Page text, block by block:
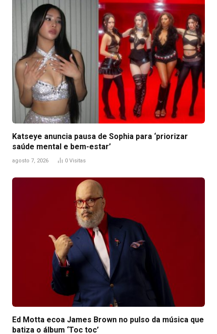
Katseye anuncia pausa de Sophia para ‘priorizar
saúde mental e bem-estar’
agosto 7, 2026 0 Visitas
Ed Motta ecoa James Brown no pulso da música que
batiza o álbum ‘Toc toc’